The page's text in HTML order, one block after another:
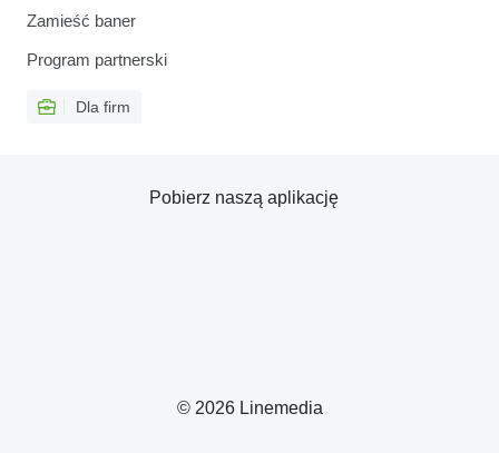
Zamieść baner
Program partnerski
Dla firm
© 2026 Linemedia
Pobierz naszą aplikację